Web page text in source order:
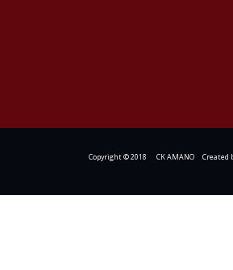
Copyright © 2018 CK AMANO Created